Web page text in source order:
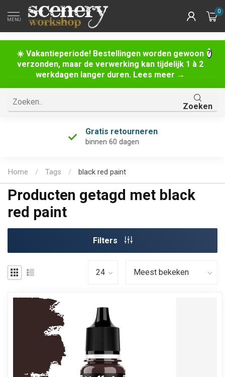
☀️ Vakantieperiode! Bestellingen worden gewoon
verzonden, maar de verwerking kan tijdelijk 1 à 2
werkdagen langer duren. Lees meer →
MENU
0
Zoeken
Gratis retourneren
binnen 60 dagen
Home / Tags / black red paint
Producten getagd met black
red paint
Filters